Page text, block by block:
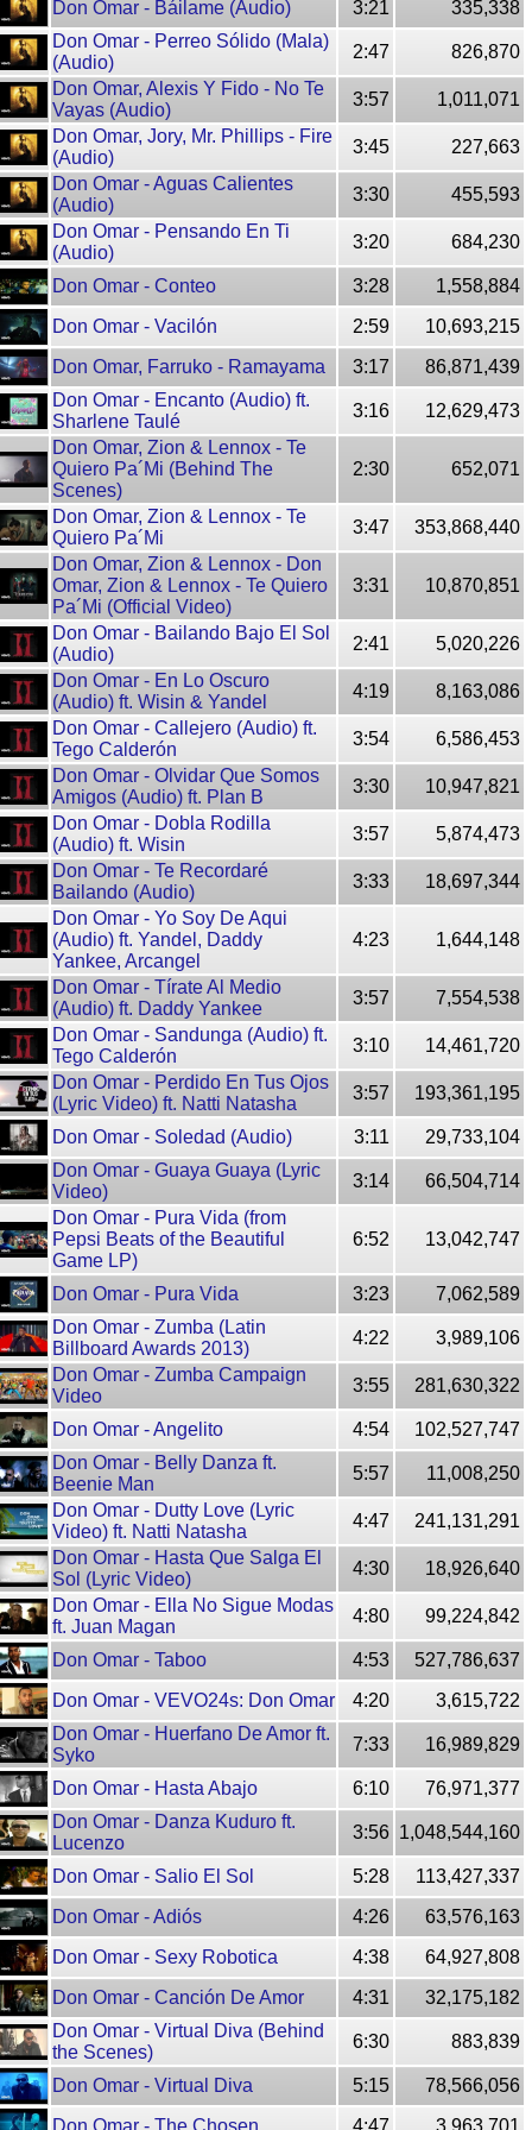
Don Omar - Báilame (Audio) 3:21
335,338
Don Omar - Perreo Sólido (Mala)
(Audio)
2:47
826,870
Don Omar, Alexis Y Fido - No Te
Vayas (Audio)
3:57
1,011,071
Don Omar, Jory, Mr. Phillips - Fire
(Audio)
3:45
227,663
Don Omar - Aguas Calientes
(Audio)
3:30
455,593
Don Omar - Pensando En Ti
(Audio)
3:20 684,230
Don Omar - Conteo 3:28
1,558,884
Don Omar - Vacilón
2:59
10,693,215
Don Omar, Farruko - Ramayama
3:17
86,871,439
Don Omar - Encanto (Audio) ft.
Sharlene Taulé
3:16
12,629,473
Don Omar, Zion & Lennox - Te
Quiero Pa´Mi (Behind The
Scenes)
2:30 652,071
Don Omar, Zion & Lennox - Te
Quiero Pa´Mi
3:47
353,868,440
Don Omar, Zion & Lennox - Don
Omar, Zion & Lennox - Te Quiero
Pa´Mi (Official Video)
3:31 10,870,851
Don Omar - Bailando Bajo El Sol
(Audio)
2:41
5,020,226
Don Omar - En Lo Oscuro
(Audio) ft. Wisin & Yandel
4:19
8,163,086
Don Omar - Callejero (Audio) ft.
Tego Calderón
3:54
6,586,453
Don Omar - Olvidar Que Somos
Amigos (Audio) ft. Plan B
3:30
10,947,821
Don Omar - Dobla Rodilla
(Audio) ft. Wisin
3:57
5,874,473
Don Omar - Te Recordaré
Bailando (Audio)
3:33
18,697,344
Don Omar - Yo Soy De Aqui
(Audio) ft. Yandel, Daddy
Yankee, Arcangel
4:23 1,644,148
Don Omar - Tírate Al Medio
(Audio) ft. Daddy Yankee
3:57
7,554,538
Don Omar - Sandunga (Audio) ft.
Tego Calderón
3:10
14,461,720
Don Omar - Perdido En Tus Ojos
(Lyric Video) ft. Natti Natasha
3:57 193,361,195
Don Omar - Soledad (Audio) 3:11
29,733,104
Don Omar - Guaya Guaya (Lyric
Video)
3:14
66,504,714
Don Omar - Pura Vida (from
Pepsi Beats of the Beautiful
Game LP)
6:52 13,042,747
Don Omar - Pura Vida 3:23
7,062,589
Don Omar - Zumba (Latin
Billboard Awards 2013)
4:22
3,989,106
Don Omar - Zumba Campaign
Video
3:55 281,630,322
Don Omar - Angelito 4:54
102,527,747
Don Omar - Belly Danza ft.
Beenie Man
5:57
11,008,250
Don Omar - Dutty Love (Lyric
Video) ft. Natti Natasha
4:47
241,131,291
Don Omar - Hasta Que Salga El
Sol (Lyric Video)
4:30
18,926,640
Don Omar - Ella No Sigue Modas
ft. Juan Magan
4:80 99,224,842
Don Omar - Taboo 4:53
527,786,637
Don Omar - VEVO24s: Don Omar
4:20
3,615,722
Don Omar - Huerfano De Amor ft.
Syko
7:33 16,989,829
Don Omar - Hasta Abajo 6:10
76,971,377
Don Omar - Danza Kuduro ft.
Lucenzo
3:56 1,048,544,160
Don Omar - Salio El Sol 5:28
113,427,337
Don Omar - Adiós
4:26
63,576,163
Don Omar - Sexy Robotica
4:38
64,927,808
Don Omar - Canción De Amor
4:31
32,175,182
Don Omar - Virtual Diva (Behind
the Scenes)
6:30 883,839
Don Omar - Virtual Diva 5:15
78,566,056
Don Omar - The Chosen
4:47 3,963,701